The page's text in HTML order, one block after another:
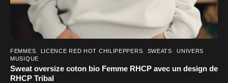
FEMMES, LICENCE RED HOT CHILIPEPPERS, SWEATS,UNIVERS
MUSIQUE
Sweat oversize coton bio Femme RHCP avec un design de
RHCP Tribal